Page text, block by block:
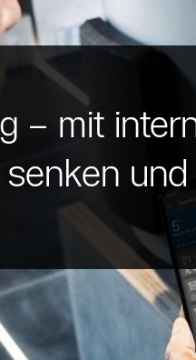
– mit